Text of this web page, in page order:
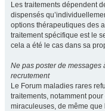
Les traitements dépendent
dispensés
options thérapeutiques des
traitement spécifique est le
cela a été le cas dans sa
Ne pas poster de
recrutement
Le Forum maladies rares
traitements, notamment
miraculeuses, de même